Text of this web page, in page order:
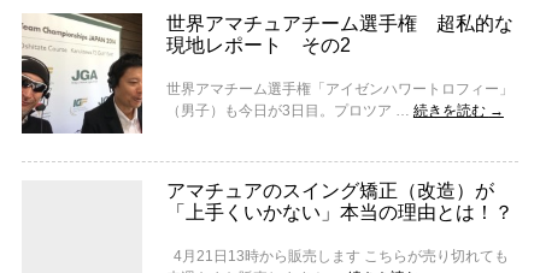
世界アマチュアチーム選手権 超私的な
現地レポート その2
世界アマチーム選手権「アイゼンハワートロフィー」
（男子）も今日が3日目。プロツア … 続きを読む →
アマチュアのスイング矯正（改造）が
「上手くいかない」本当の理由とは！？
4月21日13時から販売します こちらが売り切れても